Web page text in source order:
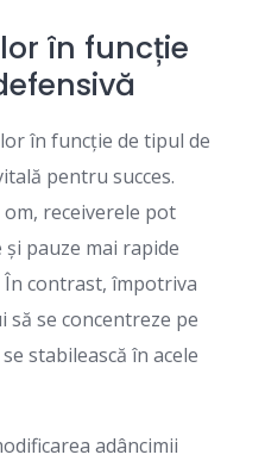
în funcție
în funcție de tipul de
pentru succes.
receiverele pot
pauze mai rapide
contrast, împotriva
se concentreze pe
stabilească în acele
adâncimii